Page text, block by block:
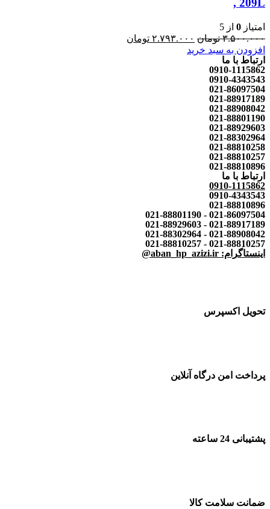
, 209L
امتیاز 0 از 5
۳.۵۰۰.۰۰۰ تومان ۲.۷۹۳.۰۰۰ تومان
افزودن به سبد خرید
ارتباط با ما
0910-1115862
0910-4343543
021-86097504
021-88917189
021-88908042
021-88801190
021-88929603
021-88302964
021-88810258
021-88810257
021-88810896
ارتباط با ما
0910-1115862
0910-4343543
021-88810896
021-86097504 - 021-88801190
021-88917189 - 021-88929603
021-88908042 - 021-88302964
021-88810257 - 021-88810257
اینستاگرام: aban_hp_azizi.ir@
تحویل اکسپرس
پرداخت امن درگاه آنلاین
پشتیبانی 24 ساعته
ضمانت سلامت کالا